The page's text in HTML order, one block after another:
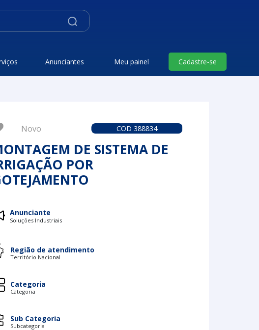
Anunciantes Meu painel Cadastre-se
Novo COD 388834
DE SISTEMA DE
POR
Anunciante
Soluções Industriais
Região de atendimento
Território Nacional
Categoria
Categoria
Sub Categoria
Subcategoria